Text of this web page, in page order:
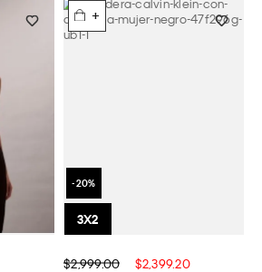
+
$2,999.00 $2,399.20